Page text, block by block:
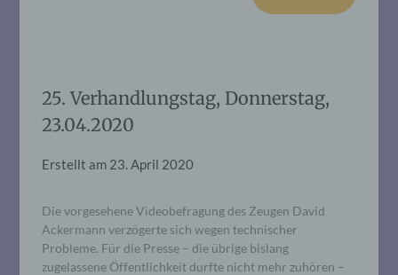
25. Verhandlungstag, Donnerstag,
23.04.2020
Erstellt am 23. April 2020
Die vorgesehene Videobefragung des Zeugen David
Ackermann verzögerte sich wegen technischer
Probleme. Für die Presse – die übrige bislang
zugelassene Öffentlichkeit durfte nicht mehr zuhören –